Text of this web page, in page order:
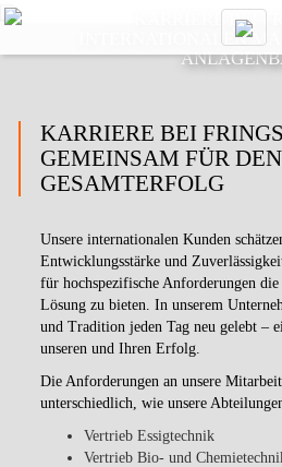
KARRIERE BEI
INTERNATIONALEN
KARRIERE BEI
GEMEINSAM FÜR DEN
GESAMTERFOLG
Unsere internationalen Kunden
Entwicklungsstärke und
für hochspezifische Anforderungen die
Lösung zu bieten. In unserem
und Tradition jeden Tag neu gelebt –
unseren und Ihren Erfolg.
Die Anforderungen an unsere
unterschiedlich, wie unsere
Vertrieb Essigtechnik
Vertrieb Bio- und